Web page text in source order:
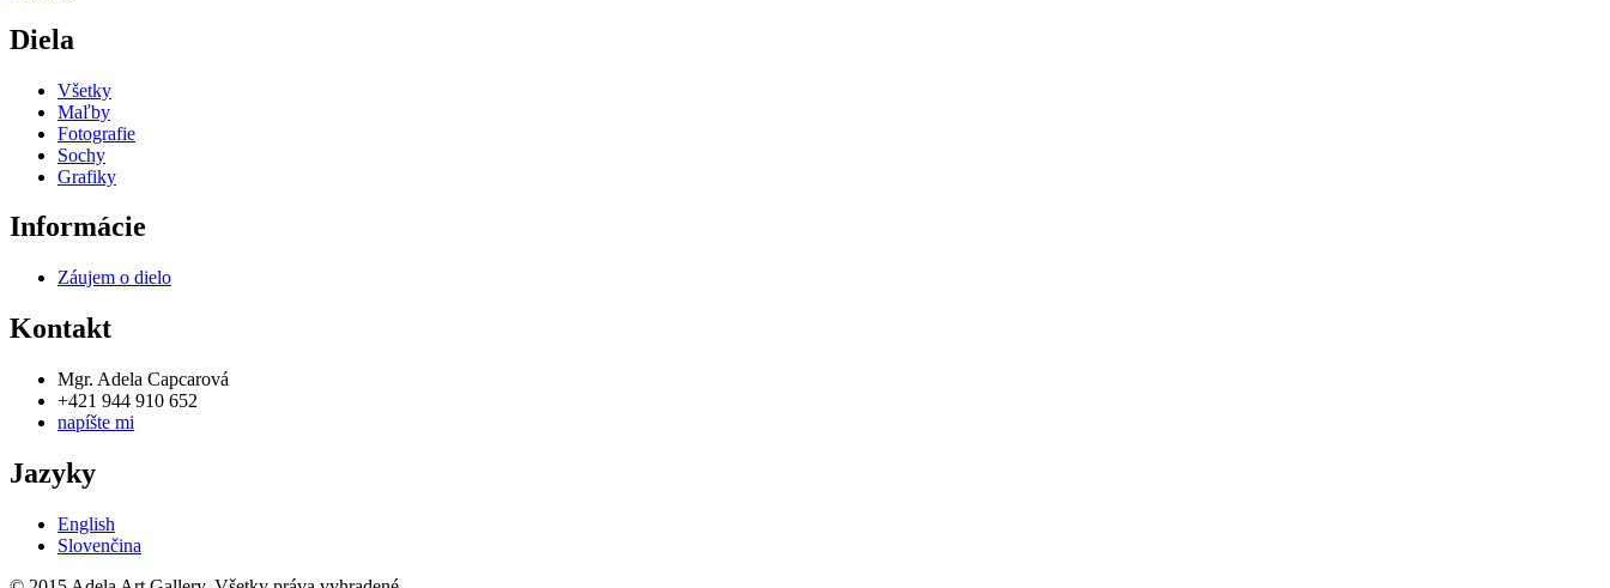
Diela
Všetky
Maľby
Fotografie
Sochy
Grafiky
Informácie
Záujem o dielo
Kontakt
Mgr. Adela Capcarová
+421 944 910 652
napíšte mi
Jazyky
English
Slovenčina